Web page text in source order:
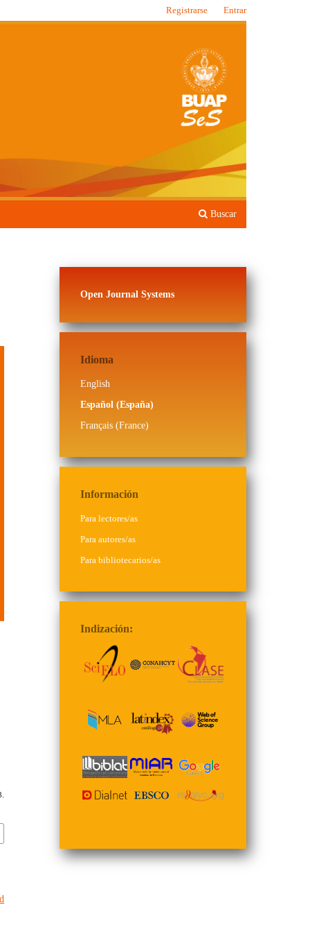
Buscar
Registrarse Entrar
Open Journal Systems
Idioma
English
Español (España)
Français (France)
Información
Para lectores/as
Para autores/as
Para bibliotecarios/as
Indización: